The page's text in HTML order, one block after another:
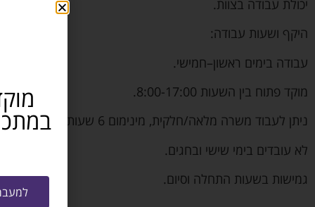
יכולת עבודה בצוות.
היקף ושעות עבודה:
עבודה בימים ראשון–חמישי.
מוקד פתוח בין השעות 8:00-17:00.
ניתן לעבוד משרה מלאה/חלקית, מינימום 6 שעות.
לא עובדים בימי שישי ובחגים.
גמישות בשעות התחלה וסיום.